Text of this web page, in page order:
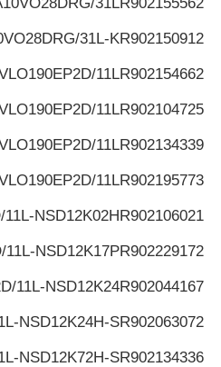
R902150912
31L-K
R902154662
11L
R902104725
11L
R902134339
11L
R902195773
11L
R902106021
NSD12K02H
R902229172
11L-NSD12K17P
R902044167
11L-NSD12K24
R902063072
NSD12K24H-S
R902134336
NSD12K72H-S